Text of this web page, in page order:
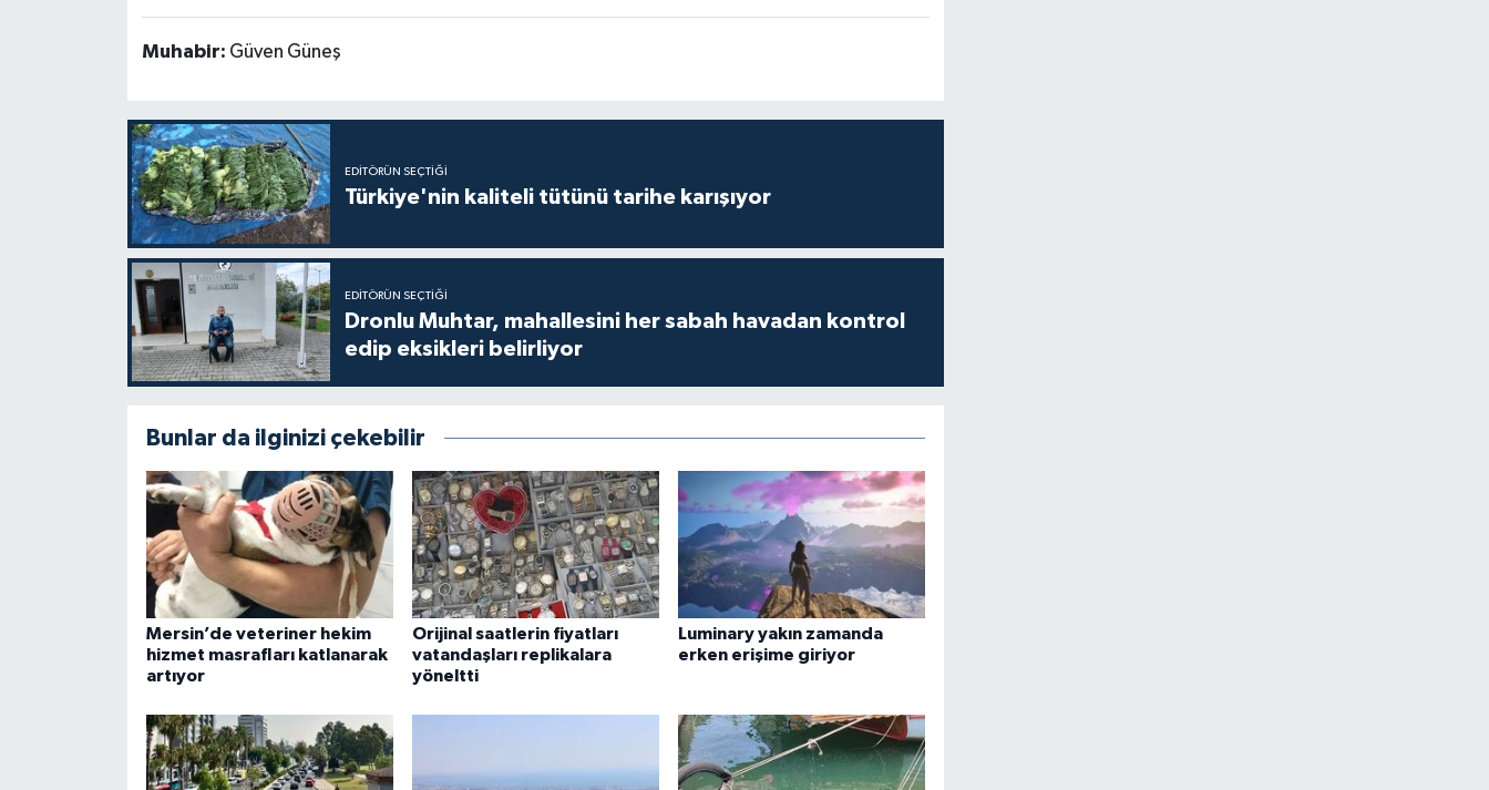
Muhabir: Güven Güneş
EDITÖRÜN SEÇTIĞI
Türkiye'nin kaliteli tütünü tarihe karışıyor
EDITÖRÜN SEÇTIĞI
Dronlu Muhtar, mahallesini her sabah havadan kontrol
edip eksikleri belirliyor
Bunlar da ilginizi çekebilir
Mersin’de veteriner hekim
hizmet masrafları katlanarak
artıyor
Orijinal saatlerin fiyatları
vatandaşları replikalara
yöneltti
Luminary yakın zamanda
erken erişime giriyor